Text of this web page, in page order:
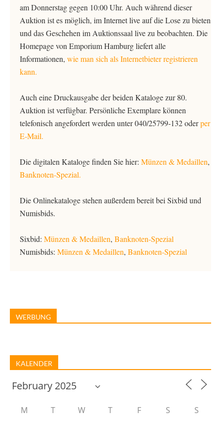
am Donnerstag gegen 10:00 Uhr. Auch während dieser
Auktion ist es möglich, im Internet live auf die Lose zu bieten
und das Geschehen im Auktionssaal live zu beobachten. Die
Homepage von Emporium Hamburg liefert alle
Informationen, wie man sich als Internetbieter registrieren
kann.
Auch eine Druckausgabe der beiden Kataloge zur 80.
Auktion ist verfügbar. Persönliche Exemplare können
telefonisch angefordert werden unter 040/25799-132 oderper
E-Mail.
Die digitalen Kataloge finden Sie hier: Münzen & Medaillen,
Banknoten-Spezial.
Die Onlinekataloge stehen außerdem bereit bei Sixbid und
Numisbids.
Sixbid: Münzen & Medaillen, Banknoten-Spezial
Numisbids: Münzen & Medaillen, Banknoten-Spezial
WERBUNG
KALENDER
M T W T F S S